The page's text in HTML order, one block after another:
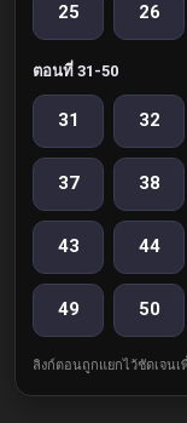
25 26
ตอนที่ 31-50
31 32
37 38
43 44
49 50
ลิงก์ตอนถูกแยกไว้ชัดเจน